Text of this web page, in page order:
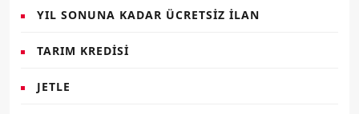
YIL SONUNA KADAR ÜCRETSIZ İLAN
TARIM KREDISI
JETLE